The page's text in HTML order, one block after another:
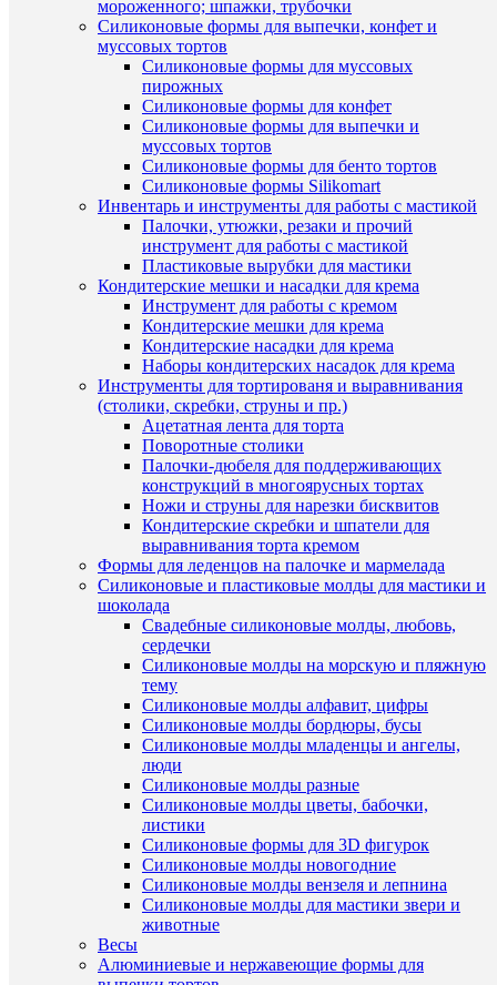
мороженного; шпажки, трубочки
Силиконовые формы для выпечки, конфет и
муссовых тортов
Силиконовые формы для муссовых
пирожных
Силиконовые формы для конфет
Силиконовые формы для выпечки и
муссовых тортов
Силиконовые формы для бенто тортов
Силиконовые формы Silikomart
Инвентарь и инструменты для работы с мастикой
Палочки, утюжки, резаки и прочий
инструмент для работы с мастикой
Пластиковые вырубки для мастики
Кондитерские мешки и насадки для крема
Инструмент для работы с кремом
Кондитерские мешки для крема
Кондитерские насадки для крема
Наборы кондитерских насадок для крема
Инструменты для тортированя и выравнивания
(столики, скребки, струны и пр.)
Ацетатная лента для торта
Поворотные столики
Палочки-дюбеля для поддерживающих
конструкций в многоярусных тортах
Ножи и струны для нарезки бисквитов
Кондитерские скребки и шпатели для
выравнивания торта кремом
Формы для леденцов на палочке и мармелада
Силиконовые и пластиковые молды для мастики и
шоколада
Свадебные силиконовые молды, любовь,
сердечки
Силиконовые молды на морскую и пляжную
тему
Силиконовые молды алфавит, цифры
Силиконовые молды бордюры, бусы
Силиконовые молды младенцы и ангелы,
люди
Силиконовые молды разные
Силиконовые молды цветы, бабочки,
листики
Силиконовые формы для 3D фигурок
Силиконовые молды новогодние
Силиконовые молды вензеля и лепнина
Силиконовые молды для мастики звери и
животные
Весы
Алюминиевые и нержавеющие формы для
(1)
600
гр.